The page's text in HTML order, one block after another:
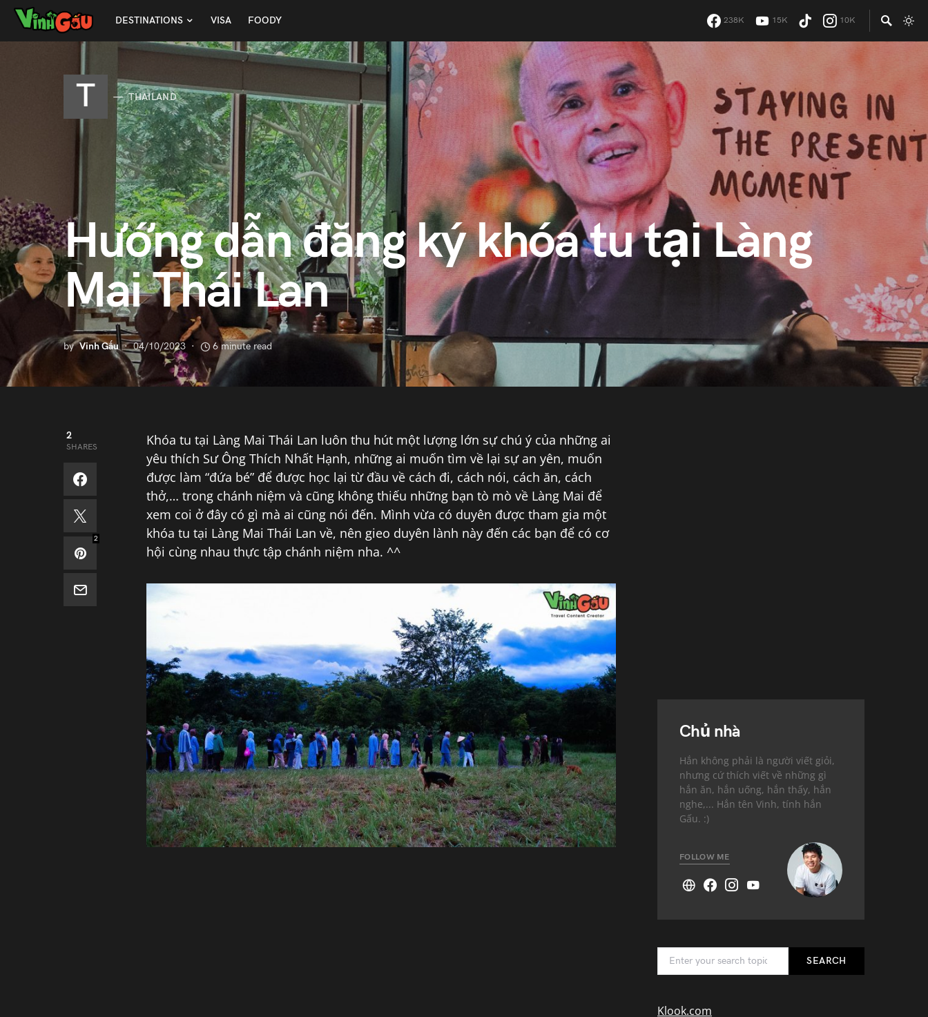
DESTINATIONS VISA FOODY 238K 15K 10K
T THAILAND
Hướng dẫn đăng ký khóa tu tại Làng
Mai Thái Lan
by Vinh Gấu 04/10/2023 6 minute read
2
SHARES
2
Khóa tu tại Làng Mai Thái Lan luôn thu hút một lượng lớn sự chú ý của những ai
yêu thích Sư Ông Thích Nhất Hạnh, những ai muốn tìm về lại sự an yên, muốn
được làm “đứa bé” để được học lại từ đầu về cách đi, cách nói, cách ăn, cách
thở,… trong chánh niệm và cũng không thiếu những bạn tò mò về Làng Mai để
xem coi ở đây có gì mà ai cũng nói đến. Mình vừa có duyên được tham gia một
khóa tu tại Làng Mai Thái Lan về, nên gieo duyên lành này đến các bạn để có cơ
hội cùng nhau thực tập chánh niệm nha. ^^
Chủ nhà
Hắn không phải là người viết giỏi,
nhưng cứ thích viết về những gì
hắn ăn, hắn uống, hắn thấy, hắn
nghe,... Hắn tên Vinh, tính hắn
Gấu. :)
FOLLOW ME
SEARCH
Klook.com